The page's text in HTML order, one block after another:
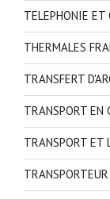
TELEPHONIE ET
THERMALES
TRANSFERT
TRANSPORT EN
TRANSPORT ET
TRANSPORTEUR